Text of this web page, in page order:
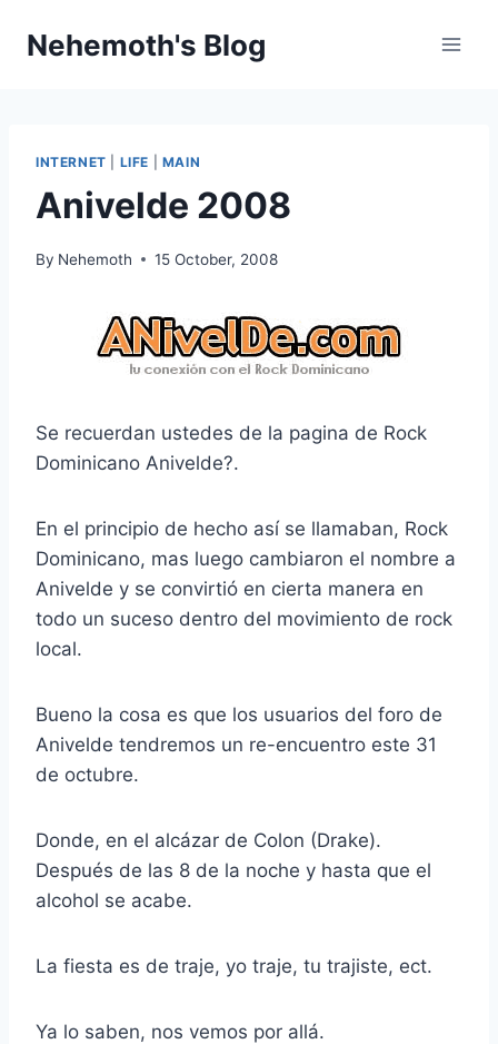
Nehemoth's Blog
INTERNET LIFE MAIN
Anivelde 2008
By Nehemoth 15 October, 2008
Se recuerdan ustedes de la pagina de Rock
Dominicano Anivelde?.
En el principio de hecho así se llamaban, Rock
Dominicano, mas luego cambiaron el nombre a
Anivelde y se convirtió en cierta manera en
todo un suceso dentro del movimiento de rock
local.
Bueno la cosa es que los usuarios del foro de
Anivelde tendremos un re-encuentro este 31
de octubre.
Donde, en el alcázar de Colon (Drake).
Después de las 8 de la noche y hasta que el
alcohol se acabe.
La fiesta es de traje, yo traje, tu trajiste, ect.
Ya lo saben, nos vemos por allá.